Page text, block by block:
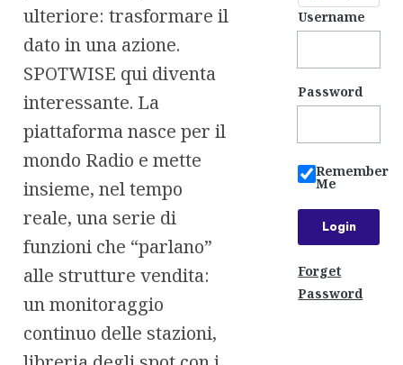
ulteriore: trasformare il
dato in una azione.
SPOTWISE qui diventa
interessante. La
piattaforma nasce per il
mondo Radio e mette
insieme, nel tempo
reale, una serie di
funzioni che “parlano”
alle strutture vendita:
un monitoraggio
continuo delle stazioni,
Username
Password
Remember
Me
Forget
Password